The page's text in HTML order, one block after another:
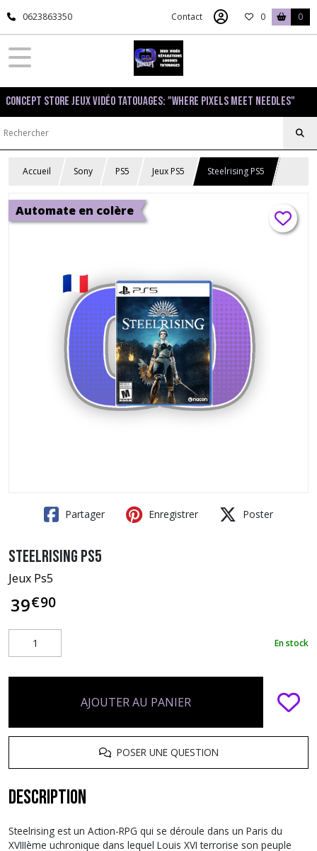
0623863350 Contact 0 0
Concept Store Jeux Vidéo Tatouages: "Where pixels meet needles"
Accueil Sony PS5 Jeux PS5 Steelrising PS5
Automate en colère
Partager Enregistrer Poster
Steelrising PS5
Jeux Ps5
39€90
En stock
AJOUTER AU PANIER
POSER UNE QUESTION
Description
Steelrising est un Action-RPG qui se déroule dans un Paris du
XVIIIème uchronique dans lequel Louis XVI terrorise son peuple